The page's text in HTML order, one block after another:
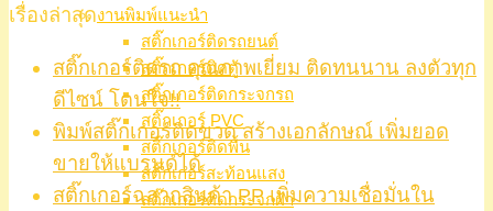
งานพิมพ์แนะนำ
สติ๊กเกอร์ติดรถยนต์
สติ๊กเกอร์ติดตู้
สติ๊กเกอร์ติดกระจกรถ
สติ๊กเกอร์ PVC
สติ๊กเกอร์ติดพื้น
สติ๊กเกอร์สะท้อนแสง
สติ๊กเกอร์ติดกระจกฝ้า
เรื่องล่าสุด
สติ๊กเกอร์ติดรถ คุณภาพเยี่ยม ติดทนนาน ลงตัวทุก
ดีไซน์ โดนใจ!!
พิมพ์สติ๊กเกอร์ติดขวด สร้างเอกลักษณ์ เพิ่มยอด
ขายให้แบรนด์ได้
สติ๊กเกอร์ฉลากสินค้า PP เพิ่มความเชื่อมั่นใน